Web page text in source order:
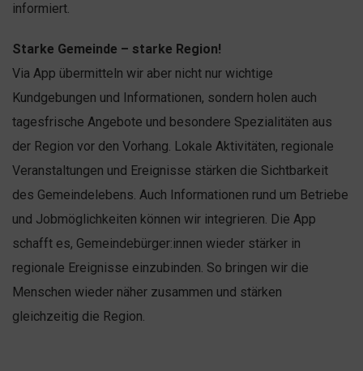
informiert.
Starke Gemeinde – starke Region!
Via App übermitteln wir aber nicht nur wichtige
Kundgebungen und Informationen, sondern holen auch
tagesfrische Angebote und besondere Spezialitäten aus
der Region vor den Vorhang. Lokale Aktivitäten, regionale
Veranstaltungen und Ereignisse stärken die Sichtbarkeit
des Gemeindelebens. Auch Informationen rund um Betriebe
und Jobmöglichkeiten können wir integrieren. Die App
schafft es, Gemeindebürger:innen wieder stärker in
regionale Ereignisse einzubinden. So bringen wir die
Menschen wieder näher zusammen und stärken
gleichzeitig die Region.